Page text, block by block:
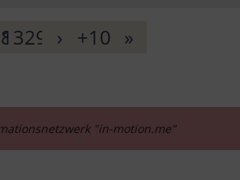
1329 › +10 »
"in-motion.me"